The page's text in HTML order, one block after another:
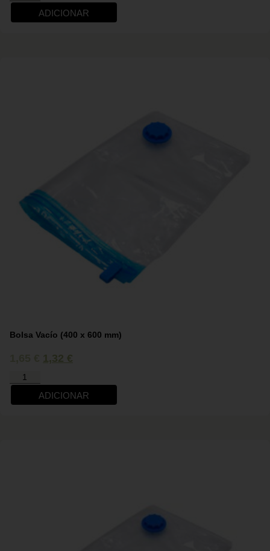
ADICIONAR
Bolsa Vacío (400 x 600 mm)
1,32 €
ADICIONAR